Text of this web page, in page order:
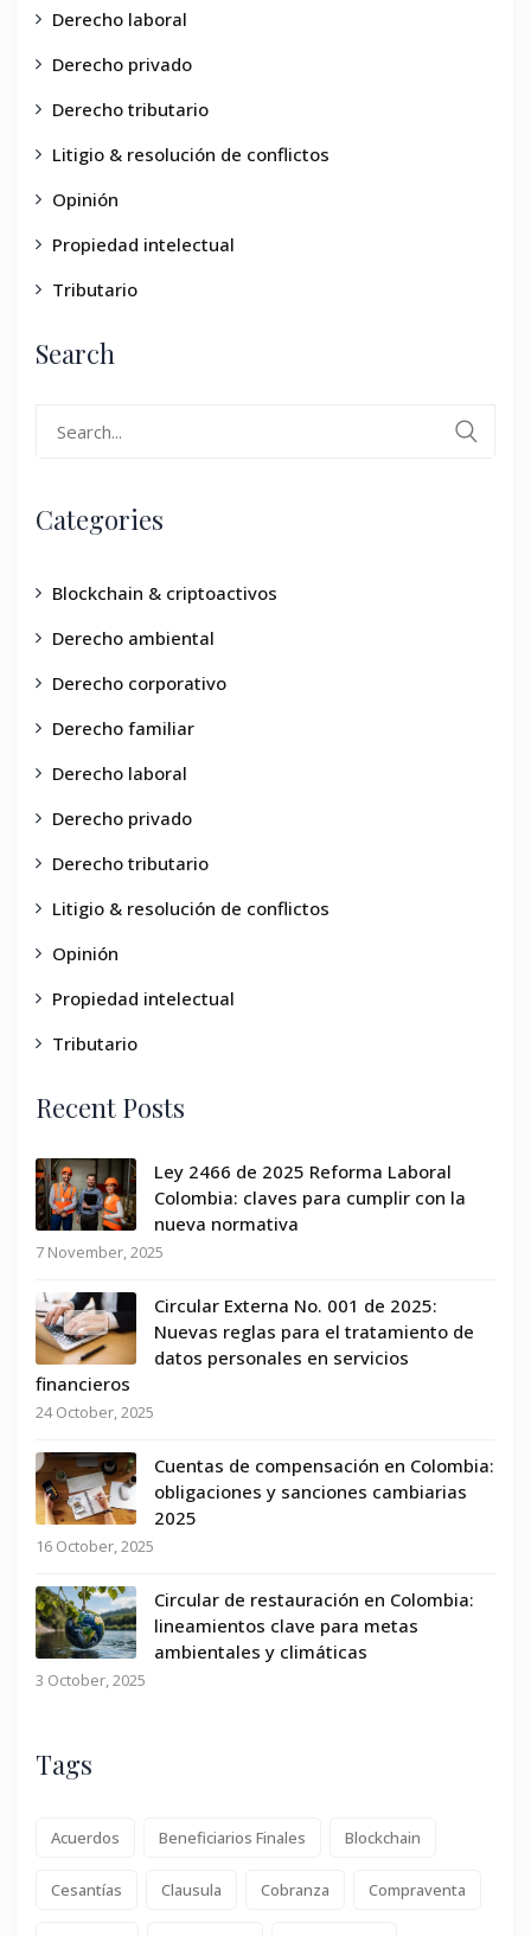
Derecho laboral
Derecho privado
Derecho tributario
Litigio & resolución de conflictos
Opinión
Propiedad intelectual
Tributario
Search
Categories
Blockchain & criptoactivos
Derecho ambiental
Derecho corporativo
Derecho familiar
Derecho laboral
Derecho privado
Derecho tributario
Litigio & resolución de conflictos
Opinión
Propiedad intelectual
Tributario
Recent Posts
Ley 2466 de 2025 Reforma Laboral
Colombia: claves para cumplir con la
nueva normativa
7 November, 2025
Circular Externa No. 001 de 2025:
Nuevas reglas para el tratamiento de
datos personales en servicios
financieros
24 October, 2025
Cuentas de compensación en Colombia:
obligaciones y sanciones cambiarias
2025
16 October, 2025
Circular de restauración en Colombia:
lineamientos clave para metas
ambientales y climáticas
3 October, 2025
Tags
Acuerdos Beneficiarios Finales Blockchain
Cesantías Clausula Cobranza Compraventa